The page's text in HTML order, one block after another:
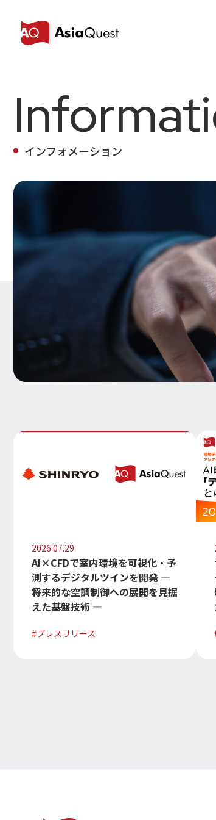
インフォメーション
2026.07.29
AI×CFDで室内環境を可視化・予
測するデジタルツインを開発 —
将来的な空調制御への展開を見据
えた基盤技術 —
#プレスリリース